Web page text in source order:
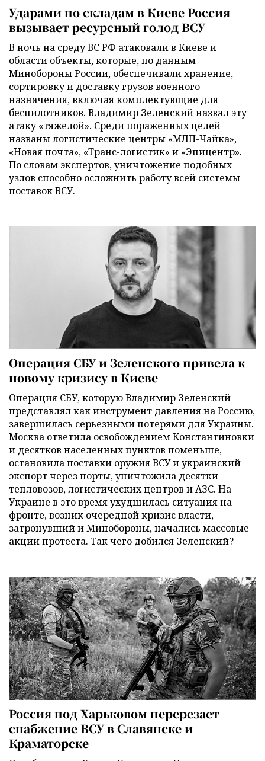
Ударами по складам в Киеве Россия
вызывает ресурсный голод ВСУ
В ночь на среду ВС РФ атаковали в Киеве и
области объекты, которые, по данным
Минобороны России, обеспечивали хранение,
сортировку и доставку грузов военного
назначения, включая комплектующие для
беспилотников. Владимир Зеленский назвал эту
атаку «тяжелой». Среди пораженных целей
названы логистические центры «МЛП-Чайка»,
«Новая почта», «Транс-логистик» и «Эпицентр».
По словам экспертов, уничтожение подобных
узлов способно осложнить работу всей системы
поставок ВСУ.
Операция СБУ и Зеленского привела к
новому кризису в Киеве
Операция СБУ, которую Владимир Зеленский
представлял как инструмент давления на Россию,
завершилась серьезными потерями для Украины.
Москва ответила освобождением Константиновки
и десятков населенных пунктов поменьше,
остановила поставки оружия ВСУ и украинский
экспорт через порты, уничтожила десятки
тепловозов, логистических центров и АЗС. На
Украине в это время ухудшилась ситуация на
фронте, возник очередной кризис власти,
затронувший и Минобороны, начались массовые
акции протеста. Так чего добился Зеленский?
Россия под Харьковом перерезает
снабжение ВСУ в Славянске и
Краматорске